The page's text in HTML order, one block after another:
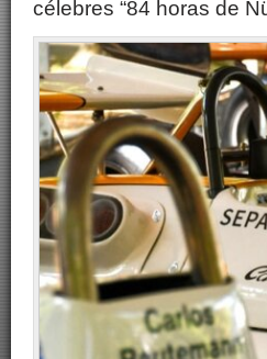
célebres “84 horas de